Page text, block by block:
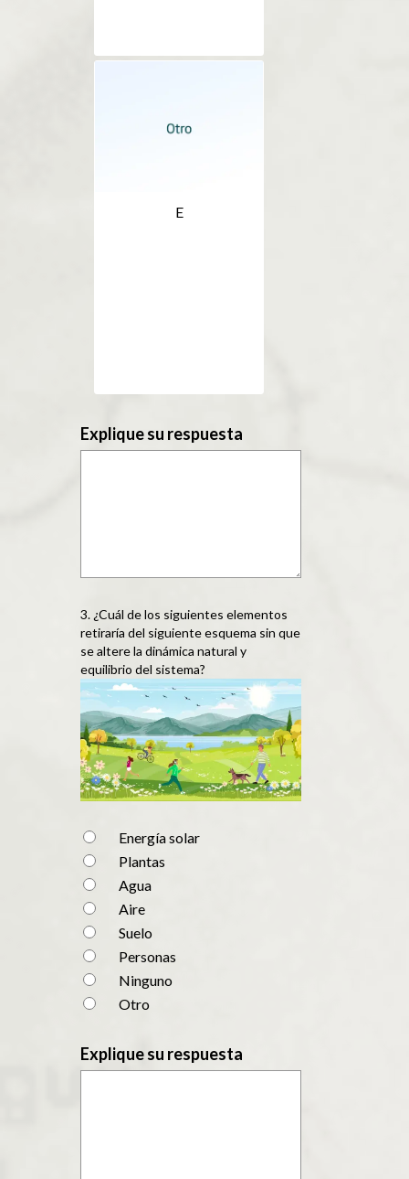
E
Explique su respuesta
3. ¿Cuál de los siguientes elementos
retiraría del siguiente esquema sin que
se altere la dinámica natural y
equilibrio del sistema?
Energía solar
Plantas
Agua
Aire
Suelo
Personas
Ninguno
Otro
Explique su respuesta